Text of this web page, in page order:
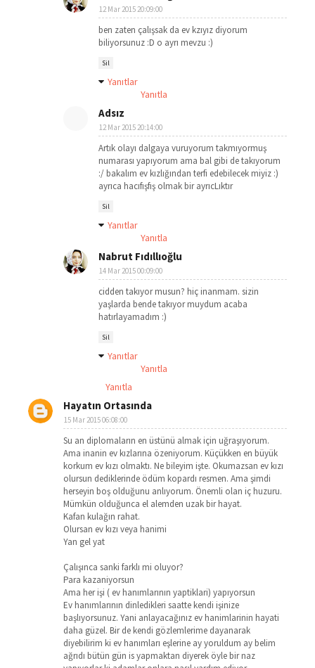
12 Mar 2015 20:09:00
ben zaten çalışsak da ev kzıyız diyorum
biliyorsunuz :D o ayrı mevzu :)
Sil
Yanıtlar
Yanıtla
Adsız
12 Mar 2015 20:14:00
Artık olayı dalgaya vuruyorum takmıyormuş
numarası yapıyorum ama bal gibi de takıyorum
:/ bakalım ev kızlığından terfi edebilecek miyiz :)
ayrıca hacıfışfış olmak bir ayrıcLıktır
Sil
Yanıtlar
Yanıtla
Nabrut Fıdıllıoğlu
14 Mar 2015 00:09:00
cidden takıyor musun? hiç inanmam. sizin
yaşlarda bende takıyor muydum acaba
hatırlayamadım :)
Sil
Yanıtlar
Yanıtla
Yanıtla
Hayatın Ortasında
15 Mar 2015 06:08:00
Su an diplomaların en üstünü almak için uğraşıyorum.
Ama inanin ev kızlarına özeniyorum. Küçükken en büyük
korkum ev kızı olmaktı. Ne bileyim işte. Okumazsan ev kızı
olursun dediklerinde ödüm kopardı resmen. Ama şimdi
herseyin boş olduğunu anlıyorum. Önemli olan iç huzuru.
Mümkün olduğunca el alemden uzak bir hayat.
Kafan kulağın rahat.
Olursan ev kızı veya hanimi
Yan gel yat
Çalışınca sanki farklı mi oluyor?
Para kazaniyorsun
Ama her işi ( ev hanımlarının yaptiklari) yapıyorsun
Ev hanımlarının dinledikleri saatte kendi işinize
başlıyorsunuz. Yani anlayacağınız ev hanimlarinin hayati
daha güzel. Bir de kendi gözlemlerime dayanarak
diyebilirim ki ev hanımları eşlerine ay yoruldum ay belim
ağrıdı bütün gün is yapmaktan diyerek öyle bir naz